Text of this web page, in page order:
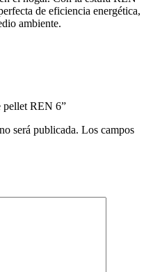
de eficiencia energética,
ambiente.
pellet REN 6”
será publicada. Los campos